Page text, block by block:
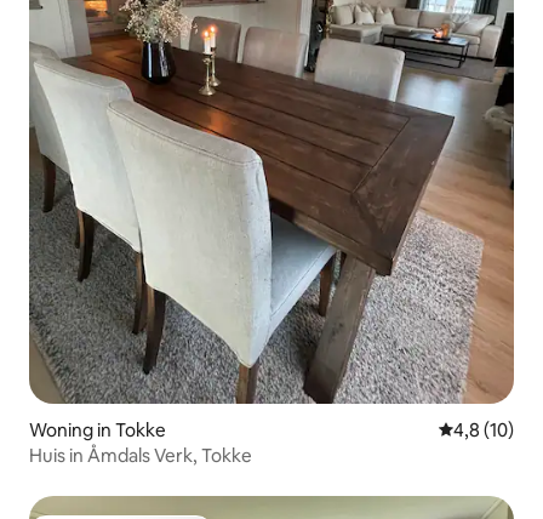
Woning in Tokke
4,8 (10)
Huis in Åmdals Verk, Tokke